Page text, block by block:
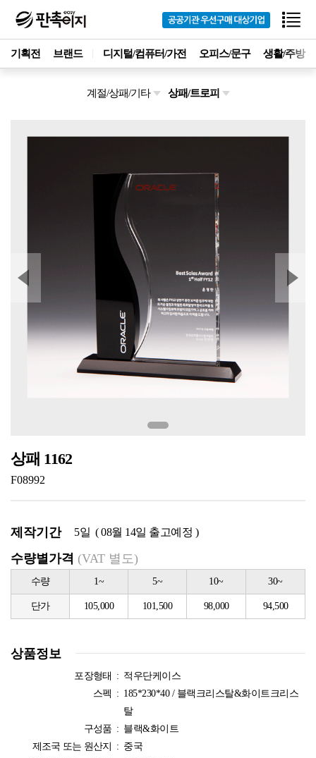
기획전 브랜드 디지털/컴퓨터/가전 오피스/문구 생활/주방
계절/상패/기타 상패/트로피
상패 1162
F08992
제작기간 5일 ( 08월 14일 출고예정 )
수량별가격 (VAT 별도)
수량 1~ 5~ 10~ 30~
단가 105,000 101,500 98,000 94,500
상품정보
포장형태 : 적우단케이스
스펙 : 185*230*40 / 블랙크리스탈&화이트크리스
탈
구성품 : 블랙&화이트
제조국 또는 원산지 : 중국